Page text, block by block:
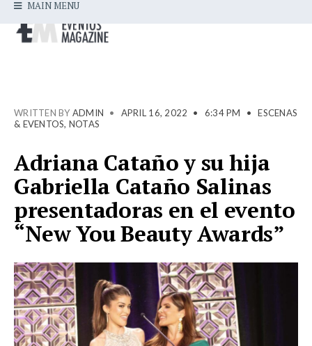
MAIN MENU
WRITTEN BY ADMIN • APRIL 16, 2022 • 6:34 PM •
ESCENAS
& EVENTOS, NOTAS
Adriana Cataño y su hija
Gabriella Cataño Salinas
presentadoras en el evento
“New You Beauty Awards”